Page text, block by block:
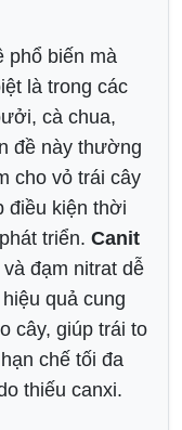
phổ biến mà
là trong các
cà chua,
đề này thường
cho vỏ trái cây
điều kiện thời
triển. Canit
đạm nitrat dễ
quả cung
cây, giúp trái to
chế tối đa
thiếu canxi.